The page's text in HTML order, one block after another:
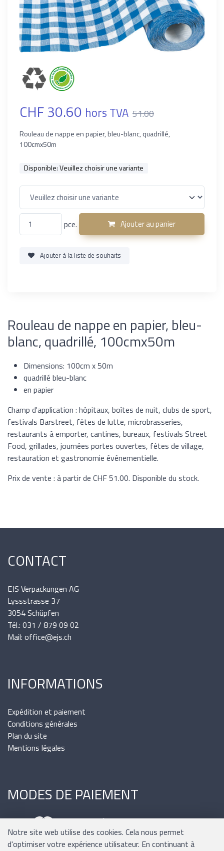
CHF 30.60 hors TVA 51.00
Rouleau de nappe en papier, bleu-blanc, quadrillé,
100cmx50m
Disponible:Veuillez choisir une variante
pce. Ajouter au panier
Ajouter à la liste de souhaits
Rouleau de nappe en papier, bleu-
blanc, quadrillé, 100cmx50m
Dimensions: 100cm x 50m
quadrillé bleu-blanc
en papier
Champ d'application : hôpitaux, boîtes de nuit, clubs de sport,
festivals Barstreet, fêtes de lutte, microbrasseries,
restaurants à emporter, cantines, bureaux, festivals Street
Food, grillades, journées portes ouvertes, fêtes de village,
restauration et gastronomie événementielle.
Prix de vente : à partir de CHF 51.00. Disponible du stock.
CONTACT
EJS Verpackungen AG
Lyssstrasse 37
3054 Schüpfen
Tél.: 031 / 879 09 02
Mail: office@ejs.ch
INFORMATIONS
Expédition et paiement
Conditions générales
Plan du site
Mentions légales
MODES DE PAIEMENT
Notre site web utilise des cookies. Cela nous permet
d'optimiser votre expérience utilisateur. En continuant à